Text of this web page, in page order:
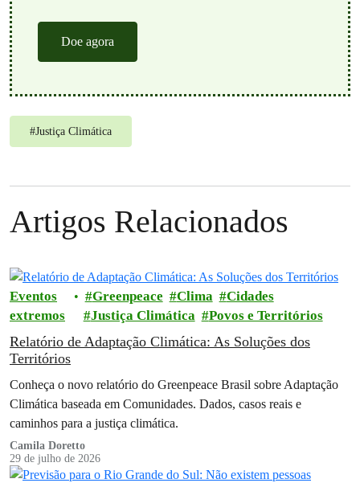
Doe agora
#Justiça Climática
Artigos Relacionados
Eventos
extremos
Greenpeace Clima
Cidades
Justiça Climática
Povos e Territórios
Relatório de Adaptação Climática: As Soluções dos
Territórios
Conheça o novo relatório do Greenpeace Brasil sobre Adaptação
Climática baseada em Comunidades. Dados, casos reais e
caminhos para a justiça climática.
Camila Doretto
29 de julho de 2026